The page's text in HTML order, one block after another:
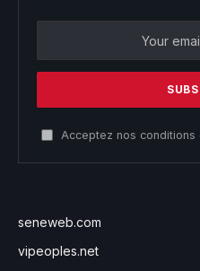
Acceptez nos conditions
seneweb.com
vipeoples.net